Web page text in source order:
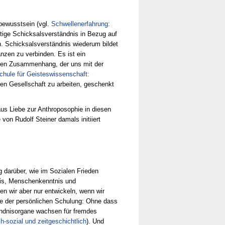
(vgl. Schwellenerfahrung:
Schicksalsverständnis in Bezug auf
Schicksalsverständnis wiederum bildet
zu verbinden. Es ist ein
Zusammenhang, der uns mit der
für Geisteswissenschaft:
Gesellschaft zu arbeiten, geschenkt
Liebe zur Anthroposophie in diesen
Rudolf Steiner damals initiiert
wie im Sozialen Frieden
Menschenkenntnis und
wir aber nur entwickeln, wenn wir
der persönlichen Schulung: Ohne dass
wachsen für fremdes
sozial und zeitgeschichtlich). Und